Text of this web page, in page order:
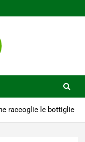
raccoglie le bottiglie